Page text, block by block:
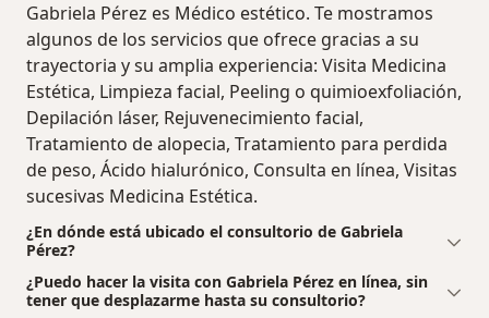
Gabriela Pérez es Médico estético. Te mostramos
algunos de los servicios que ofrece gracias a su
trayectoria y su amplia experiencia: Visita Medicina
Estética, Limpieza facial, Peeling o quimioexfoliación,
Depilación láser, Rejuvenecimiento facial,
Tratamiento de alopecia, Tratamiento para perdida
de peso, Ácido hialurónico, Consulta en línea, Visitas
sucesivas Medicina Estética.
¿En dónde está ubicado el consultorio de Gabriela
Pérez?
¿Puedo hacer la visita con Gabriela Pérez en línea, sin
tener que desplazarme hasta su consultorio?